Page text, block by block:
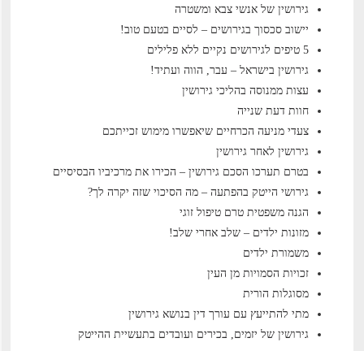
גירושין של אנשי צבא ומשטרה
יישוב סכסוך בגירושים – לסיים בטעם טוב!
5 טיפים לגירושים נקיים ללא פלילים
גירושין בישראל – עבר, הווה ועתיד!
עצות ממנוסה בהליכי גירושין
חוות דעת שנייה
צעדי מניעה הכרחיים שיאפשרו מימוש זכייתכם
גירושין לאחר גירושין
בטרם תערכו הסכם גירושין – הכירו את מרכיביו הבסיסיים
גירושי הייטק בהפתעה – מה הסיכוי שזה יקרה לך?
הגנה משפטית טרם טיפול זוגי
מזונות ילדים – שלב אחרי שלב!
משמורת ילדים
זכויות הסמויות מן העין
מסוגלות הורית
מתי להתייעץ עם עורך דין בנושא גירושין
גירושין של יזמים, בכירים ועובדים בתעשיית ההייטק